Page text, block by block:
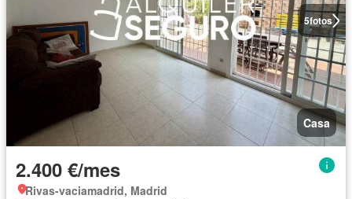
5fotos
Casa
2.400 €/mes
Rivas-vaciamadrid, Madrid